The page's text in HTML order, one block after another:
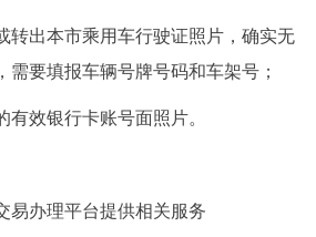
出本市乘用车行驶证照片，确实无
需要填报车辆号牌号码和车架号；
效银行卡账号面照片。
办理平台提供相关服务